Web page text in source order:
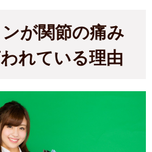
ンが関節の痛み
れている理由